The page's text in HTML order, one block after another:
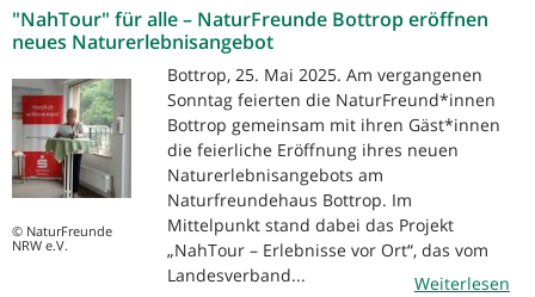
"NahTour" für alle – NaturFreunde Bottrop eröffnen
neues Naturerlebnisangebot
© NaturFreunde
NRW e.V.
Bottrop, 25. Mai 2025. Am vergangenen
Sonntag feierten die NaturFreund*innen
Bottrop gemeinsam mit ihren Gäst*innen
die feierliche Eröffnung ihres neuen
Naturerlebnisangebots am
Naturfreundehaus Bottrop. Im
Mittelpunkt stand dabei das Projekt
„NahTour – Erlebnisse vor Ort“, das vom
Landesverband...
Weiterlesen